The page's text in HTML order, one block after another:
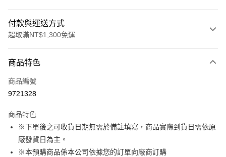
付款與運送方式
超取滿NT$1,300免運
信用卡一次付款
超商取貨付款
Apple Pay
悠遊付
商品特色
商品編號
9721328
商品特色
※下單後之可收貨日期無需於備註填寫，商品實際到貨日需依原
廠發貨日為主。
※本預購商品係本公司依據您的訂單向廠商訂購